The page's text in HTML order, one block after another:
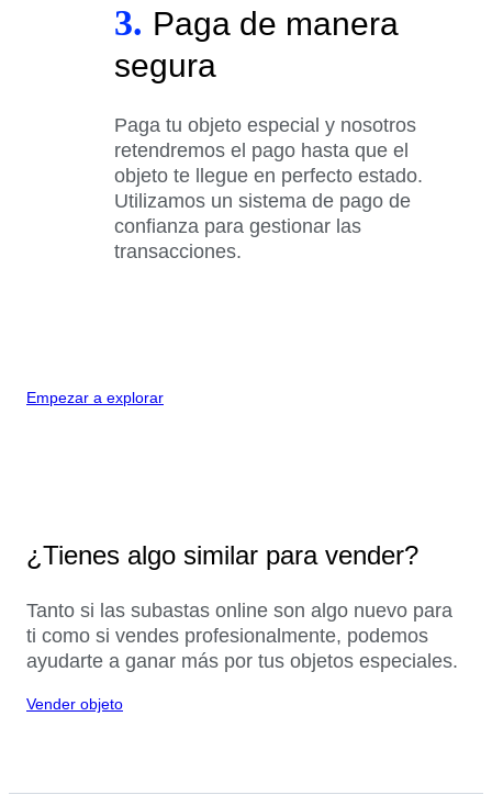
3. Paga de manera
segura
Paga tu objeto especial y nosotros
retendremos el pago hasta que el
objeto te llegue en perfecto estado.
Utilizamos un sistema de pago de
confianza para gestionar las
transacciones.
Empezar a explorar
¿Tienes algo similar para vender?
Tanto si las subastas online son algo nuevo para
ti como si vendes profesionalmente, podemos
ayudarte a ganar más por tus objetos especiales.
Vender objeto